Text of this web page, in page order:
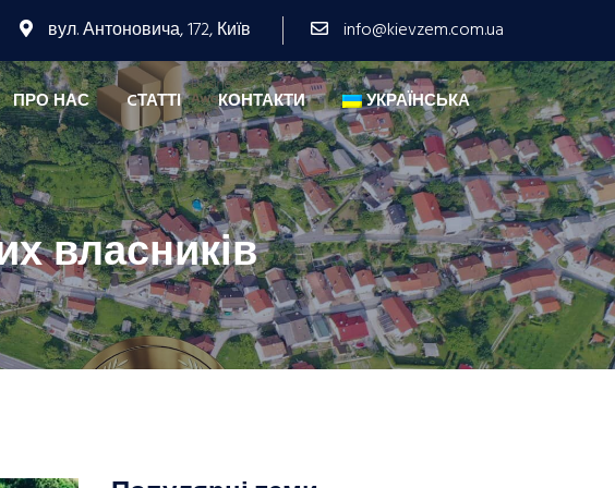
вул. Антоновича, 172, Київ info@kievzem.com.ua
ПРО НАС CТАТТІ КОНТАКТИ УКРАЇНСЬКА
власників